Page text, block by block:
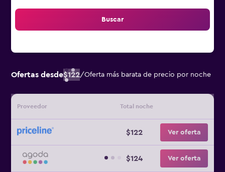
Buscar
Ofertas desde$122/Oferta más barata de precio por noche
Proveedor Total noche
$122 Ver oferta
$124 Ver oferta